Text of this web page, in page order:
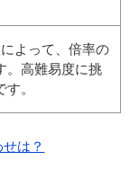
よって、倍率の
。高難易度に挑
。
は？